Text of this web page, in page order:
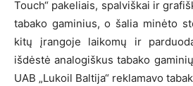
Touch“ pakeliais, spalviškai ir
tabako gaminius, o šalia minėto
kitų įrangoje laikomų ir
išdėstė analogiškus tabako
UAB „Lukoil Baltija“ reklamavo